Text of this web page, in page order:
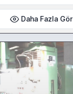
Daha Fazla Gör